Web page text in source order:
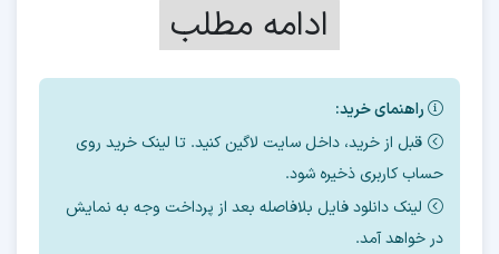
2- مقدار cid برای این مدل به چه عددی باید تغییر
پیدا کند
ادامه مطلب
راهنمای خرید:
قبل از خرید، داخل سایت لاگین کنید. تا لینک خرید روی
حساب کاربری ذخیره شود.
لینک دانلود فایل بلافاصله بعد از پرداخت وجه به نمایش
در خواهد آمد.